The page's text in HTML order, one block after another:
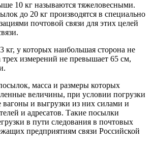
10 кг называются тяжеловесными.
до 20 кг производятся в специально
почтовой связи для этих целей
кг, у которых наибольшая сторона не
трех измерений не превышает 65 см,
масса и размеры которых
величины, при условии погрузки
и выгрузки из них силами и
и адресатов. Такие посылки
в пути следования в почтовых
предприятиям связи Российской